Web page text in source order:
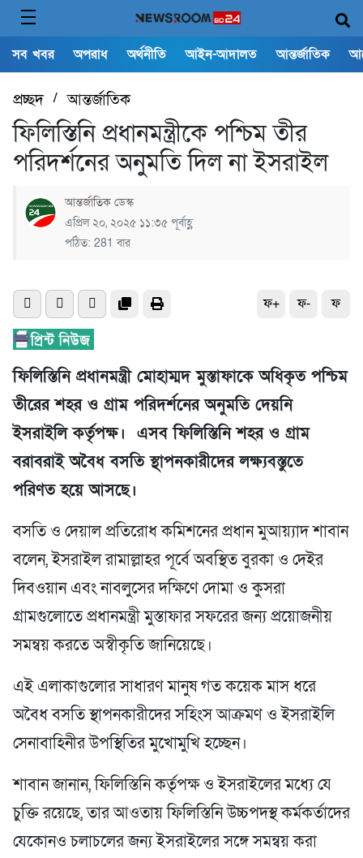
সব খবর অপরাধ অর্থনীতি আইন-আদালত আন্তর্জাতিক
প্রচ্ছদ/আন্তর্জাতিক
ফিলিস্তিনি প্রধানমন্ত্রীকে পশ্চিম তীর
পরিদর্শনের অনুমতি দিল না ইসরাইল
আন্তর্জাতিক ডেস্ক
এপ্রিল ২০, ২০২৫ ১১:৩৫ পূর্বাহ্ণ
পঠিত: 281 বার
ফ+ ফ- ফ
ফিলিস্তিনি প্রধানমন্ত্রী মোহাম্মদ মুস্তাফাকে অধিকৃত পশ্চিম
তীরের শহর ও গ্রাম পরিদর্শনের অনুমতি দেয়নি
ইসরাইলি কর্তৃপক্ষ। এসব ফিলিস্তিনি শহর ও গ্রাম
বরাবরাই অবৈধ বসতি স্থাপনকারীদের লক্ষ্যবস্তুতে
পরিণত হয়ে আসছে।
বসতি ও দেয়াল প্রতিরোধ কমিশনের প্রধান মুআয়্যাদ শাবান
বলেন, ইসরাইল রামাল্লাহর পূর্বে অবস্থিত বুরকা ও দেইর
দিবওয়ান এবং নাবলুসের দক্ষিণে দোমা ও কুসরা
গ্রামগুলোতে প্রধানমন্ত্রী মুস্তাফার সফরের জন্য প্রয়োজনীয়
সমন্বয় করতে অস্বীকৃতি জানিয়েছে।
এই এলাকাগুলোর সাধারণ মানুষ গত কয়েক মাস ধরে
অবৈধ বসতি স্থাপনকারীদের সহিংস আক্রমণ ও ইসরাইলি
সেনাবাহিনীর উপস্থিতির মুখোমুখি হচ্ছেন।
শাবান জানান, ফিলিস্তিনি কর্তৃপক্ষ ও ইসরাইলের মধ্যে যে
চুক্তি রয়েছে, তার আওতায় ফিলিস্তিনি উচ্চপদস্থ কর্মকর্তাদের
যেকোনও চলাচলের জন্য ইসরাইলের সঙ্গে সমন্বয় করা